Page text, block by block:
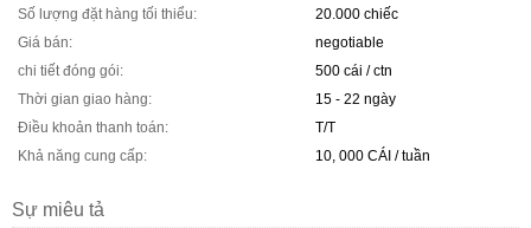
Số lượng đặt hàng tối thiểu:
20.000 chiếc
Giá bán:
negotiable
chi tiết đóng gói:
500 cái / ctn
Thời gian giao hàng:
15 - 22 ngày
Điều khoản thanh toán:
T/T
Khả năng cung cấp:
10, 000 CÁI / tuần
Sự miêu tả